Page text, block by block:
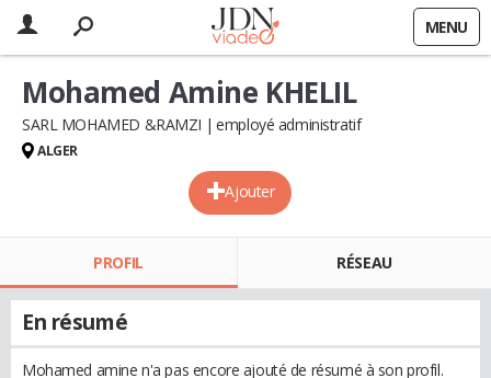
MENU
Ajouter
Mohamed Amine KHELIL
SARL MOHAMED &RAMZI employé administratif
ALGER
PROFIL RÉSEAU
En résumé
Mohamed amine n'a pas encore ajouté de résumé à son profil.